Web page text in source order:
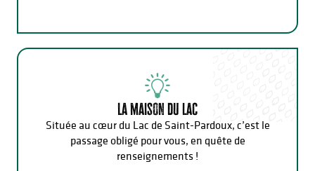
La maison du lac
Située au cœur du Lac de Saint-Pardoux, c’est le
passage obligé pour vous, en quête de
renseignements !